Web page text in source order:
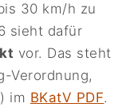
30 km/h zu
sieht dafür
vor. Das steht
Verordnung,
im BKatV PDF.